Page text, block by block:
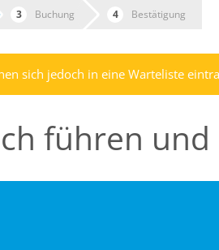
Buchung Bestätigung
sich jedoch in eine Warteliste
führen